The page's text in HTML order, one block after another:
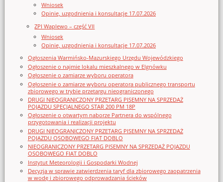
Wniosek
Opinie, uzgodnienia i konsultacje 17.07.2026
ZPI Waplewo – część VII
Wniosek
Opinie, uzgodnienia i konsultacje 17.07.2026
Ogłoszenia Warmińsko-Mazurskiego Urzędu Wojewódzkiego
Ogłoszenie o najmie lokalu mieszkalnego w Elgnówku
Ogłoszenie o zamiarze wyboru operatora
Ogłoszenie o zamiarze wyboru operatora publicznego transportu
zbiorowego w trybie przetargu nieograniczonego
DRUGI NIEOGRANICZONY PRZETARG PISEMNY NA SPRZEDAŻ
POJAZDU SPECJALNEGO STAR 200 PM 18P
Ogłoszenie o otwartym naborze Partnera do wspólnego
przygotowania i realizacji projektu
DRUGI NIEOGRANICZONY PRZETARG PISEMNY NA SPRZEDAŻ
POJAZDU OSOBOWEGO FIAT DOBLO
NIEOGRANICZONY PRZETARG PISEMNY NA SPRZEDAŻ POJAZDU
OSOBOWEGO FIAT DOBLO
Instytut Meteorologii i Gospodarki Wodnej
Decyzja w sprawie zatwierdzenia taryf dla zbiorowego zaopatrzenia
w wodę i zbiorowego odprowadzania ścieków